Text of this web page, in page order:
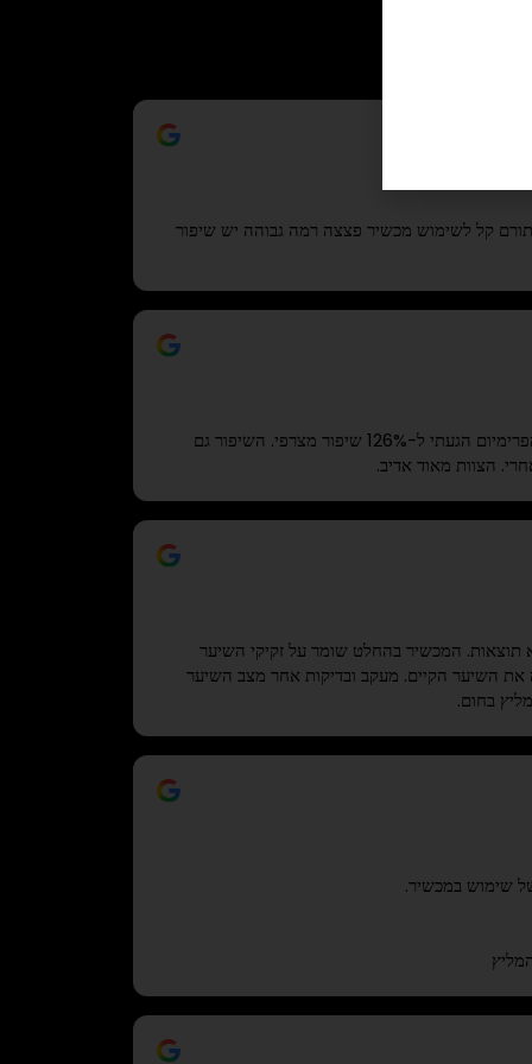
קל לשימוש מכשיר פצצה רמה גבוהה יש שיפור
לאחר שימוש של חצי שנה בדגם הפרימיום הגעתי ל-126% שיפור מצרפי. השיפור גם
הצוות מאוד אדיב.
תוצאות. המכשיר בהחלט שומר על זקיקי השיער
את השיער הקיים. מעקב ובדיקות אחר מצב השיער
בחום.
שימוש במכשיר.